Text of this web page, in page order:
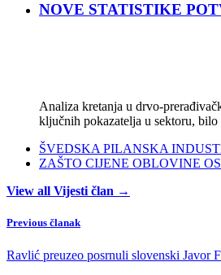
NOVE STATISTIKE
Analiza kretanja u drvo-
ključnih pokazatelja u sektoru,
ŠVEDSKA PILANSKA
ZAŠTO CIJENE OBLOVINE
View all Vijesti član →
Previous članak
Ravlić preuzeo posrnuli slovenski Javor